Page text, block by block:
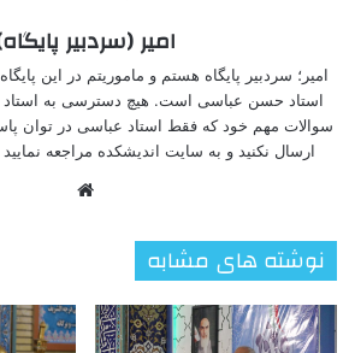
امیر (سردبیر
امیر؛ سردبیر پایگاه هستم و ماموریتم در این
استاد حسن عباسی است. هیچ دسترسی به
سوالات مهم خود که فقط استاد عباسی در توان
ارسال نکنید و به سایت اندیشکده مراجعه نمایید
نوشته های مشابه